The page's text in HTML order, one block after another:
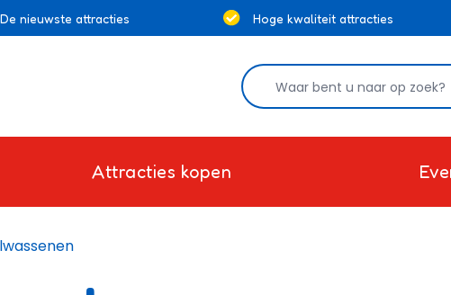
De nieuwste attracties Hoge kwaliteit attracties
Attracties kopen